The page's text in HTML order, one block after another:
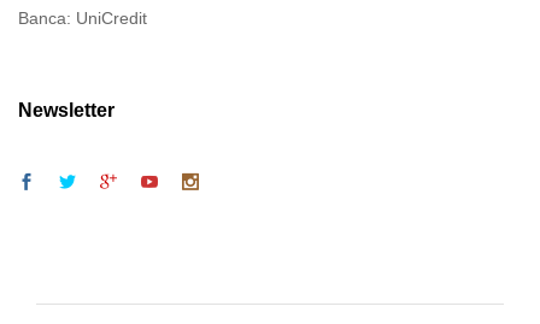
Banca: UniCredit
Newsletter